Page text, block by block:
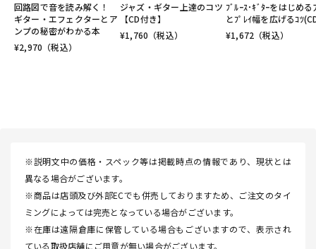
回路図で音を読み解く！
ギター・エフェクターとア
ンプの秘密がわかる本
¥2,970 （税込）
ジャズ・ギター上達のコツ
【CD付き】
¥1,760 （税込）
ﾌﾞﾙｰｽ･ｷﾞﾀｰをはじめる
とﾌﾟﾚｲ幅を広げるｺﾂ
¥1,672 （税込）
※説明文中の価格・スペック等は掲載時点の情報であり、現状とは
異なる場合がございます。
※商品は店頭及び外部ECでも併売しておりますため、ご注文のタイ
ミングによっては完売となっている場合がございます。
※在庫は遠隔倉庫に保管している場合もございますので、表示され
ている取扱店舗にご用意が無い場合がございます。